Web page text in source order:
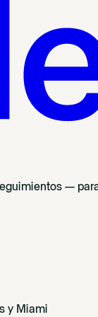
—
y Miami